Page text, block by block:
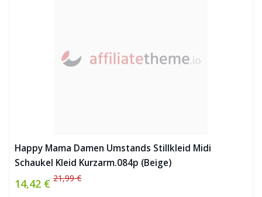
Happy Mama Damen Umstands Stillkleid Midi
Schaukel Kleid Kurzarm.084p (Beige)
14,42 € 21,99 €